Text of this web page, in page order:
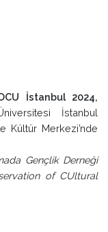
İstanbul 2024,
İstanbul
Kültür Merkezi’nde
Gençlik Derneği
of CUltural